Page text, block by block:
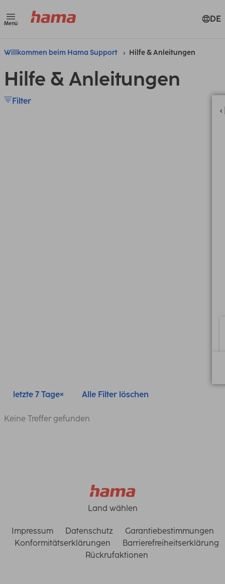
Menü DE
Willkommen beim Hama Support Hilfe & Anleitungen
Hilfe & Anleitungen
Filter
letzte 7 Tage Alle Filter löschen
Keine Treffer gefunden
Land wählen
Impressum Datenschutz
Garantiebestimmungen
Konformitätserklärungen
Barrierefreiheitserklärung
Rückrufaktionen